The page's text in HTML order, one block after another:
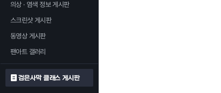
의상 · 염색 정보 게시판
스크린샷 게시판
동영상 게시판
팬아트 갤러리
검은사막 클래스 게시판